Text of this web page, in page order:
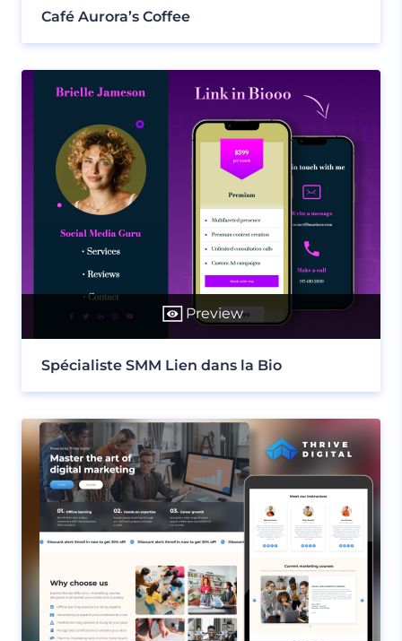
Café Aurora’s Coffee
Preview
Spécialiste SMM Lien dans la Bio